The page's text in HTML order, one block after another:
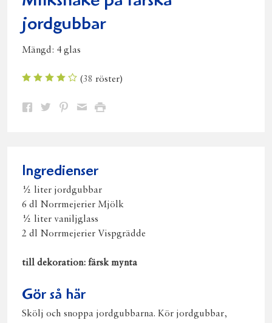
jordgubbar
Mängd: 4 glas
(38 röster)
Dela Dela Dela DelaSkriv
Ingredienser
½ liter jordgubbar
6 dl Norrmejerier Mjölk
½ liter vaniljglass
2 dl Norrmejerier Vispgrädde
till dekoration: färsk mynta
Gör så här
Skölj och snoppa jordgubbarna. Kör jordgubbar,